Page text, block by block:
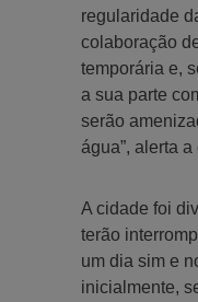
regularidade
colaboração
temporária e,
a sua parte
serão
água”, alerta a
A cidade foi
terão
um dia sim e
inicialmente,